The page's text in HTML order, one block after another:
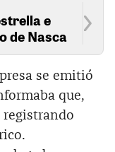
e
de Nasca
se emitió
que,
registrando